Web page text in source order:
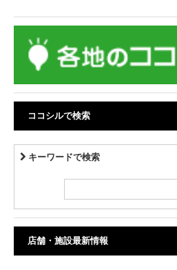
ココシルで検索
キーワードで検索
店舗・施設最新情報